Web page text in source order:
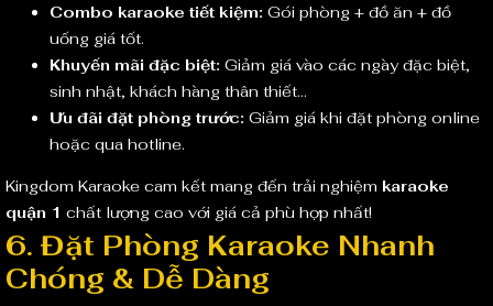
Combo karaoke tiết kiệm: Gói phòng + đồ ăn + đồ
uống giá tốt.
Khuyến mãi đặc biệt: Giảm giá vào các ngày đặc biệt,
sinh nhật, khách hàng thân thiết…
Ưu đãi đặt phòng trước: Giảm giá khi đặt phòng online
hoặc qua hotline.
Kingdom Karaoke cam kết mang đến trải nghiệm karaoke
quận 1 chất lượng cao với giá cả phù hợp nhất!
6. Đặt Phòng Karaoke Nhanh
Chóng & Dễ Dàng